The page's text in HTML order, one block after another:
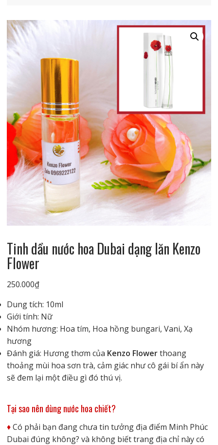
Tinh dầu nước hoa Dubai dạng lăn Kenzo
Flower
250.000₫
Dung tích: 10ml
Giới tính: Nữ
Nhóm hương: Hoa tím, Hoa hồng bungari, Vani, Xạ
hương
Đánh giá: Hương thơm của Kenzo Flowerthoang
thoảng mùi hoa sơn trà, cảm giác như cô gái bí ẩn này
sẽ đem lại một điều gì đó thú vị.
Tại sao nên dùngnước hoa chiết?
♦️Có phải bạn đang chưa tin tưởng địa điểm Minh Phúc
Dubai đúng không? và không biết trang địa chỉ này có